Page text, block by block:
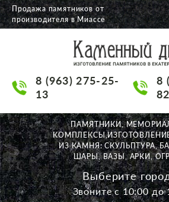
О КОМПАНИИ
НАШИ РАБОТЫ
АКЦИИ
ДОСТАВКА
КОНТАКТЫ
Продажа памятников от
производителя в Миассе
8 (963) 275-25-
13
8
82
ПАМЯТНИКИ,
ИЗ КАМНЯ: СКУЛЬПТУРА,
ШАРЫ, ВАЗЫ, АРКИ,
Выберите
Звоните с 10:00 до